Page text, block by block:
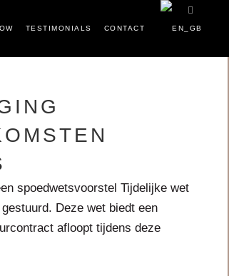
TESTIMONIALS CONTACT
spoedwetsvoorstel Tijdelijke wet
Deze wet biedt een
afloopt tijdens deze